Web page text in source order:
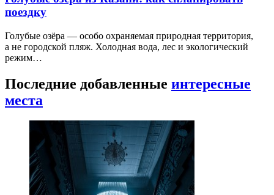
поездку
Голубые озёра — особо охраняемая природная территория,
а не городской пляж. Холодная вода, лес и экологический
режим…
Последние добавленные интересные
места